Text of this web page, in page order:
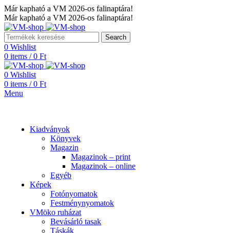
Már kapható a VM 2026-os falinaptára!
Már kapható a VM 2026-os falinaptára!
Search
0 Wishlist
0 items / 0 Ft
0 Wishlist
0 items / 0 Ft
Menu
Kiadványok
Könyvek
Magazin
Magazinok – print
Magazinok – online
Egyéb
Képek
Fotónyomatok
Festménynyomatok
VMöko ruházat
Bevásárló tasak
Táskák